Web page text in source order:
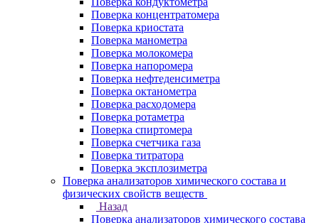
Поверка концентратомера
Поверка криостата
Поверка манометра
Поверка молокомера
Поверка напоромера
Поверка нефтеденсиметра
Поверка октанометра
Поверка расходомера
Поверка ротаметра
Поверка спиртомера
Поверка счетчика газа
Поверка титратора
Поверка эксплозиметра
Поверка анализаторов химического состава и
физических свойств веществ
Назад
Поверка анализаторов химического состава